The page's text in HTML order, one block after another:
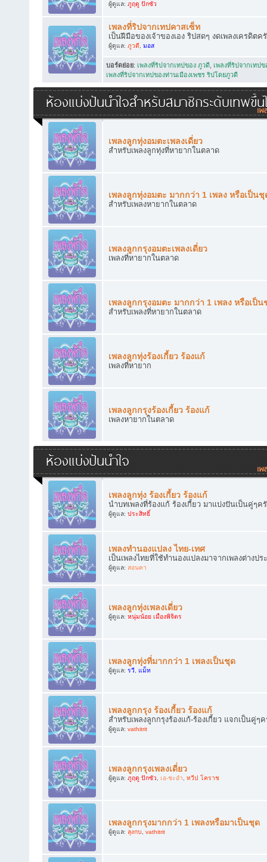
ผู้ดูแล: ภูฤดู ปักซัว
เพลงที่ริปจากเทปคาสเซ็ท
เป็นฝีมือของเจ้าของเอง ริปสดๆ งดเพลงเครดิตค
ผู้ดูแล: ภูวดี, มอส
บอร์ดย่อย: เพลงที่ริปจากเทปของ ภูวดี เพลงที่ริปจากเทป
เพลงที่ริปจากเทปของท่านเมืองเพชร ริปโดยภูวดี
ห้องแบ่งปันน้ำใจสำหรับสมาชิกระดับเทพขึ้น
เพลงลูกทุ่งอมตะเพลงเดี่ยว
สำหรับเพลงลูกทุ่งที่หายากในตลาด
เพลงลูกทุ่งอมตะ มากกว่า 1 เพลง หรือเป็นชุ
สำหรับเพลงหายากในตลาด
เพลงลูกกรุงอมตะเพลงเดี่ยว
เพลงที่หายากในตลาด
เพลงลูกกรุงอมตะ มากกว่า 1 เพลง หรือเป็น
สำหรับเพลงที่หายากในตลาด
เพลงลูกทุ่งร้องเกี้ยว ร้องแก้
เพลงที่หายาก
เพลงลูกกรุงร้องเกี้ยว ร้องแก้
เพลงหายากในตลาด
ห้องแบ่งปันน้ำใจ
เพลงลูกทุ่ง ร้องเกี้ยว ร้องแก้
นำบทเพลงที่ร้องแก้ ร้องเกี้ยว มาแบ่งปันเป็นคู่ๆค
ผู้ดูแล: ประสิทธิ์
เพลงทำนองแปลง ไทย-เทศ
เป็นเพลงไทยที่ใช้ทำนองแปลงมาจากเพลงต่างป
ผู้ดูแล: สอนคา
เพลงลูกทุ่งเพลงเดี่ยว
ผู้ดูแล: หนุ่มน้อย เมืองพิจิตร
เพลงลูกทุ่งที่มากกว่า 1 เพลงเป็นชุด
ผู้ดูแล: รวี, แม็ท
เพลงลูกกรุง ร้องเกี้ยว ร้องแก้
สำหรับเพลงลูกกรุงร้องแก้-ร้องเกี้ยว แจกเป็นคู่ๆ
ผู้ดูแล: vathitrit
เพลงลูกกรุงเพลงเดี่ยว
ผู้ดูแล: ภูฤดู ปักซัว, เอ-ชะอำ, ทวีป โคราช
เพลงลูกกรุงมากกว่า 1 เพลงหรือมาเป็นชุด
ผู้ดูแล: ลุงกบ, vathitrit